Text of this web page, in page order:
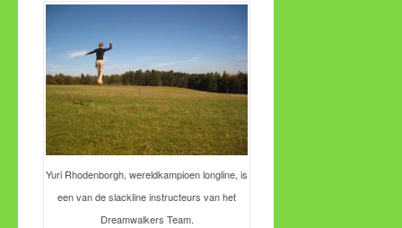
Yuri Rhodenborgh, wereldkampioen longline, is
een van de slackline instructeurs van het
Dreamwalkers Team.